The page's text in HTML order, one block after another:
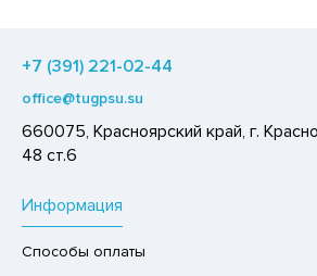
СОДА
ОРЕХИ, ГРИБЫ
Информация
Способы оплаты
+7 (391) 221-02-44
office@tugpsu.su
660075, Красноярский край, г.
48 ст.6